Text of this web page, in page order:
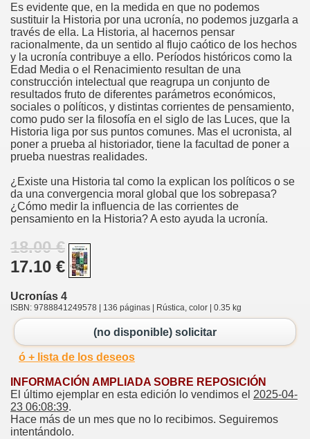
Es evidente que, en la medida en que no podemos
sustituir la Historia por una ucronía, no podemos juzgarla a
través de ella. La Historia, al hacernos pensar
racionalmente, da un sentido al flujo caótico de los hechos
y la ucronía contribuye a ello. Períodos históricos como la
Edad Media o el Renacimiento resultan de una
construcción intelectual que reagrupa un conjunto de
resultados fruto de diferentes parámetros económicos,
sociales o políticos, y distintas corrientes de pensamiento,
como pudo ser la filosofía en el siglo de las Luces, que la
Historia liga por sus puntos comunes. Mas el ucronista, al
poner a prueba al historiador, tiene la facultad de poner a
prueba nuestras realidades.
¿Existe una Historia tal como la explican los políticos o se
da una convergencia moral global que los sobrepasa?
¿Cómo medir la influencia de las corrientes de
pensamiento en la Historia? A esto ayuda la ucronía.
18.00 €
17.10 €
Ucronías 4
ISBN: 9788841249578 | 136 páginas | Rústica, color | 0.35 kg
(no disponible) solicitar
ó + lista de los deseos
INFORMACIÓN AMPLIADA SOBRE REPOSICIÓN
El último ejemplar en esta edición lo vendimos el 2025-04-
23 06:08:39.
Hace más de un mes que no lo recibimos. Seguiremos
intentándolo.